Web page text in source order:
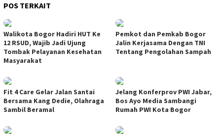
POS TERKAIT
Walikota Bogor Hadiri HUT Ke
12 RSUD, Wajib Jadi Ujung
Tombak Pelayanan Kesehatan
Masyarakat
Pemkot dan Pemkab Bogor
Jalin Kerjasama Dengan TNI
Tentang Pengolahan Sampah
Fit 4 Care Gelar Jalan Santai
Bersama Kang Dedie, Olahraga
Sambil Beramal
Jelang Konferprov PWI Jabar,
Bos Ayo Media Sambangi
Rumah PWI Kota Bogor